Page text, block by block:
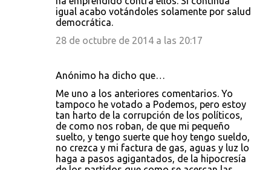
igual acabo votándoles solamente por salud
democrática.
28 de octubre de 2014 a las 20:17
Anónimo ha dicho que…
Me uno a los anteriores comentarios. Yo
tampoco he votado a Podemos, pero estoy
tan harto de la corrupción de los políticos,
de como nos roban, de que mi pequeño
suelto, y tengo suerte que hoy tengo sueldo,
no crezca y mi factura de gas, aguas y luz lo
haga a pasos agigantados, de la hipocresía